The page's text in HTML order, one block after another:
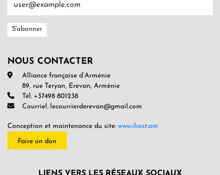
NOUS CONTACTER
Alliance française d’Arménie
89, rue Teryan, Erevan, Arménie
Tél. +37498 801238
Courriel. lecourrierderevan@gmail.com
Conception et maintenance du site: www.ihost.am
Faire un don